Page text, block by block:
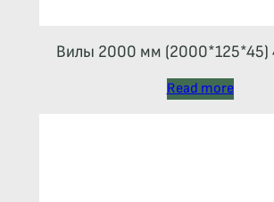
Вилы 2000 мм (2000*125*45)
Read more